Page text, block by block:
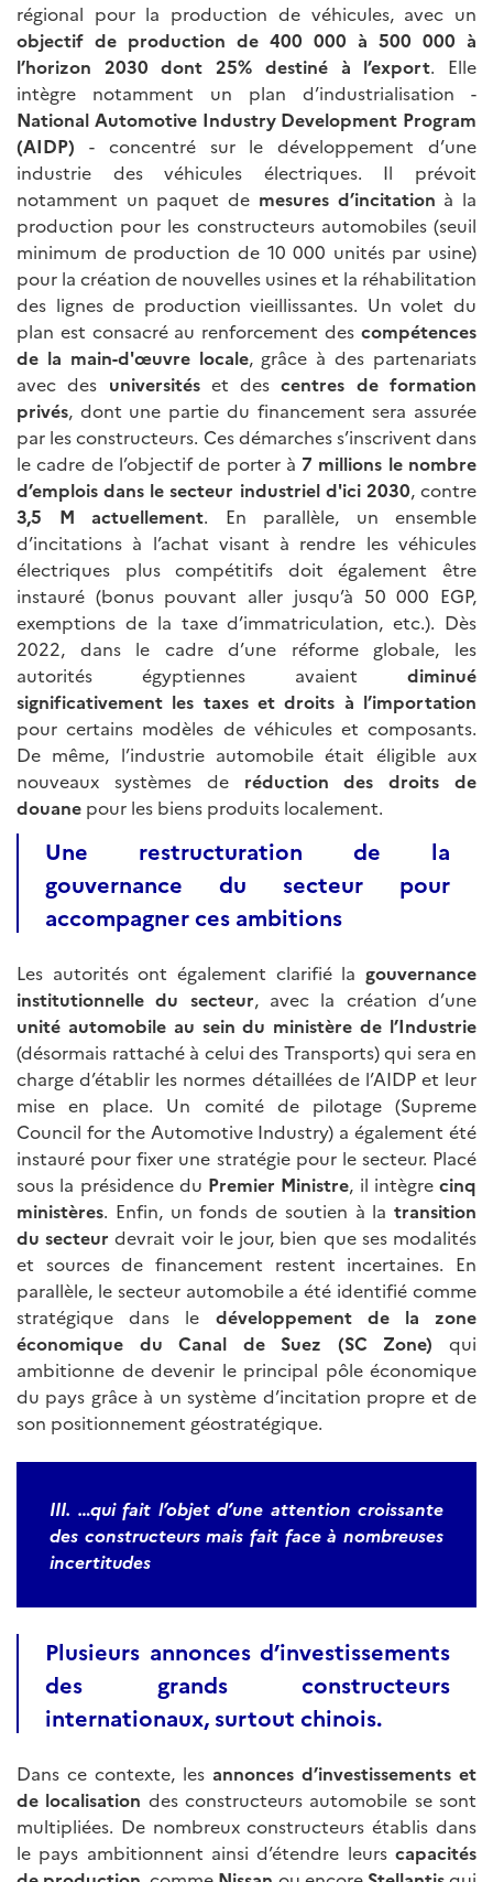
régional pour la production de véhicules, avec un
objectif de production de 400 000 à 500 000 à
l’horizon 2030 dont 25% destiné à l’export. Elle
intègre notamment un plan d’industrialisation -
National Automotive Industry Development Program
(AIDP) - concentré sur le développement d’une
industrie des véhicules électriques. Il prévoit
notamment un paquet de mesures d’incitation à la
production pour les constructeurs automobiles (seuil
minimum de production de 10 000 unités par usine)
pour la création de nouvelles usines et la réhabilitation
des lignes de production vieillissantes. Un volet du
plan est consacré au renforcement des compétences
de la main-d'œuvre locale, grâce à des partenariats
avec des universitéset descentres de formation
privés, dont une partie du financement sera assurée
par les constructeurs. Ces démarches s’inscrivent dans
le cadre de l’objectif de porter à 7 millions le nombre
d’emplois dans le secteur industriel d'ici 2030, contre
3,5 M actuellement. En parallèle, un ensemble
d’incitations à l’achat visant à rendre les véhicules
électriques plus compétitifs doit également être
instauré (bonus pouvant aller jusqu’à 50 000 EGP,
exemptions de la taxe d’immatriculation, etc.). Dès
2022, dans le cadre d’une réforme globale, les
autorités égyptiennes avaient diminué
significativement les taxes et droits à l’importation
pour certains modèles de véhicules et composants.
De même, l’industrie automobile était éligible aux
nouveaux systèmes de réduction des droits de
douane pour les biens produits localement.
Une restructuration de la
gouvernance du secteur pour
accompagner ces ambitions
Les autorités ont également clarifié la gouvernance
institutionnelle du secteur, avec la création d’une
unité automobile au sein du ministère de l’Industrie
(désormais rattaché à celui des Transports) qui sera en
charge d’établir les normes détaillées de l’AIDP et leur
mise en place. Un comité de pilotage (Supreme
Council for the Automotive Industry) a également été
instauré pour fixer une stratégie pour le secteur. Placé
sous la présidence du Premier Ministre, il intègre cinq
ministères. Enfin, un fonds de soutien à la transition
du secteur devrait voir le jour, bien que ses modalités
et sources de financement restent incertaines. En
parallèle, le secteur automobile a été identifié comme
stratégique dans le développement de la zone
économique du Canal de Suez (SC Zone) qui
ambitionne de devenir le principal pôle économique
du pays grâce à un système d’incitation propre et de
son positionnement géostratégique.
III. …qui fait l’objet d’une attention croissante
des constructeurs mais fait face à nombreuses
incertitudes
Plusieurs annonces d’investissements
des grands constructeurs
internationaux, surtout chinois.
Dans ce contexte, les annonces d’investissements et
de localisation des constructeurs automobile se sont
multipliées. De nombreux constructeurs établis dans
le pays ambitionnent ainsi d’étendre leurs capacités